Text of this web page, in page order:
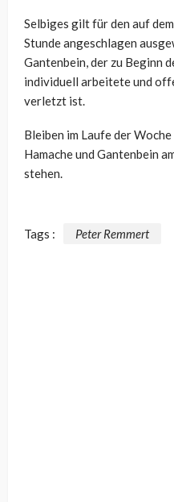
Selbiges gilt für den auf
Stunde angeschlagen
Gantenbein, der zu Beginn
individuell arbeitete und
verletzt ist.
Bleiben im Laufe der
Hamache und Gantenbein
stehen.
Tags : Peter Remmert